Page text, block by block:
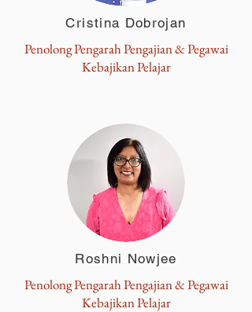
Cristina Dobrojan
Penolong Pengarah Pengajian & Pegawai
Kebajikan Pelajar
Roshni Nowjee
Penolong Pengarah Pengajian & Pegawai
Kebajikan Pelajar